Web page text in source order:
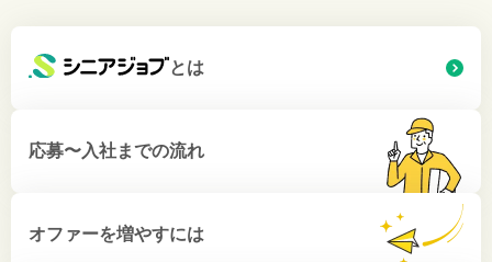
とは
応募〜入社までの流れ
オファーを増やすには